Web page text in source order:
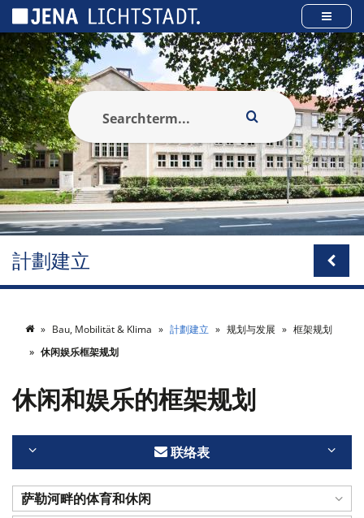
計劃建立
Bau, Mobilität & Klima 計劃建立 规划与发展
框架规划
休闲娱乐框架规划
休闲和娱乐的框架规划
联络表
萨勒河畔的体育和休闲
Cookies management panel